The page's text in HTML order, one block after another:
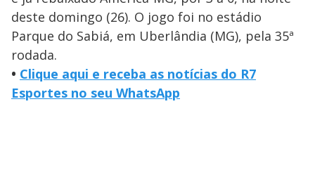
deste domingo (26). O jogo foi no estádio
Parque do Sabiá, em Uberlândia (MG), pela 35ª
rodada.
• Clique aqui e receba as notícias do R7
Esportes no seu WhatsApp